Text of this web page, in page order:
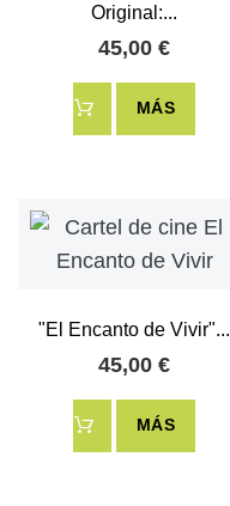
Original:...
45,00 €
MÁS
"El Encanto de Vivir"...
45,00 €
MÁS